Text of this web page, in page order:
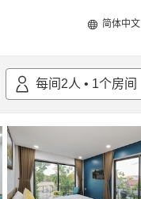
简体中文
每间 2人 • 1个房间